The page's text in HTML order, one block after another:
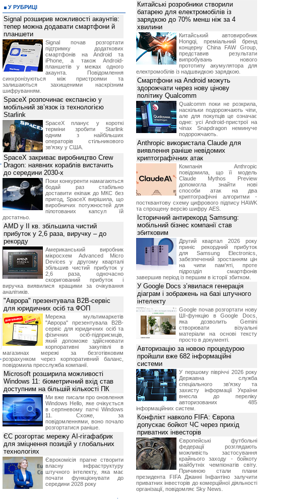
У РУБРИЦІ
Signal розширив можливості акаунтів:
тепер можна додавати смартфони й
планшети
Signal почав розгортати
підтримку додаткових
смартфонів на Android та
iPhone, а також Android-
планшетів у межах одного
акаунта. Повідомлення
синхронізуються між пристроями та
залишаються захищеними наскрізним
шифруванням.
SpaceX розпочинає експансію у
мобільний зв’язок із технологією
Starlink
SpaceX планує у короткі
терміни зробити Starlink
одним з найбільших
операторів стільникового
зв'язку у США.
SpaceX закриває виробництво Crew
Dragon: наявних кораблів вистачить
до середини 2030-х
Поки конкуренти намагаються
бодай раз стабільно
доставити екіпаж до МКС без
пригод, SpaceX вирішила, що
виробничих потужностей для
пілотованих капсул їй
достатньо.
AMD у II кв. збільшила чистий
прибуток у 2,6 раза, виручку – до
рекорду
Американський виробник
мікросхем Advanced Micro
Devices у другому кварталі
збільшив чистий прибуток у
2,6 раза, одночасно
скоригований прибуток і
виручка виявилися кращими за очікування
аналітиків.
"Аврора" презентувала B2B-сервіс
для юридичних осіб та ФОП
Мережа мультимаркетів
"Аврора" презентувала B2B-
сервіс для юридичних осіб та
фізичних осіб-підприємців,
який допоможе здійснювати
корпоративні закупівлі в
магазинах мережі за безготівковим
розрахунком через корпоративний баланс,
повідомила пресслужба компанії.
Microsoft розширила можливості
Windows 11: біометричний вхід став
доступним на більшій кількості ПК
Ми вже писали про оновлення
Windows Hello, яке очікується
в серпневому патчі Windows
11. Схоже, за
повідомленнями, воно почало
розгортатися раніше.
ЄС розгортає мережу AI-гігафабрик
для зміцнення позицій у глобальних
технологіях
Єврокомісія прагне створити
власну інфраструктуру
штучного інтелекту, яка має
почати функціонувати до
середини 2028 року
Китайські розробники створили
батарею для електромобілів із
зарядкою до 70% менш ніж за 4
хвилини
Китайський автовиробник
Hongqi, преміальний бренд
концерну China FAW Group,
представив результати
випробувань нового
прототипу акумулятора для
електромобілів із надшвидкою зарядкою.
Смартфони на Android можуть
здорожчати через нову цінову
політику Qualcomm
Qualcomm поки не розкрила,
наскільки подорожчають чіпи,
але для покупців це означає
одне: усі Android-пристрої на
чіпах Snapdragon неминуче
подорожчають.
Anthropic використала Claude для
виявлення раніше невідомих
криптографічних атак
Компанія Anthropic
повідомила, що її модель
Claude Mythos Preview
допомогла знайти нові
способи атак на два
криптографічні алгоритми -
постквантову схему цифрового підпису HAWK
та спрощену версію шифру AES.
Історичний антирекорд Samsung:
мобільний бізнес компанії став
збитковим
Другий квартал 2026 року
приніс рекордний прибуток
для Samsung Electronics,
забезпечений зростанням цін
на чипи пам'яті, проте
підрозділ смартфонів
завершив період із першим в історії збитком.
У Google Docs з’явилася генерація
діаграм і зображень на базі штучного
інтелекту
Google почав розгортати нову
ШІ-функцію в Google Docs,
яка дозволить Gemini
створювати візуальні
матеріали на основі тексту
просто в документі.
Авторизацію за новою процедурою
пройшли вже 682 інформаційні
системи
У першому півріччі 2026 року
Державна служба
спеціального зв'язку та
захисту інформації України
внесла до переліку
авторизованих 485
інформаційних систем.
Конфлікт навколо FIFA: Європа
допускає бойкот ЧС через прихід
приватних інвесторів
Європейські футбольні
федерації розглядають
можливість застосування
крайнього заходу - бойкоту
майбутніх чемпіонатів світу.
Причиною стали плани
президента FIFA Джанні Інфантіно залучити
приватних інвесторів до комерційної діяльності
організації, повідомляє Sky News.